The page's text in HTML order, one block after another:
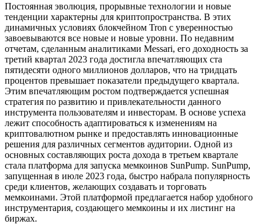
Постоянная эволюция, прорывные технологии и новые
тенденции характерны для криптопространства. В этих
динамичных условиях блокчейном Tron с уверенностью
завоевываются все новые и новые уровни. По недавним
отчетам, сделанным аналитиками Messari, его доходность за
третий квартал 2023 года достигла впечатляющих ста
пятидесяти одного миллионов долларов, что на тридцать
процентов превышает показатели предыдущего квартала.
Этим впечатляющим ростом подтверждается успешная
стратегия по развитию и привлекательности данного
инструмента пользователям и инвесторам. В основе успеха
лежит способность адаптироваться к изменениям на
криптовалютном рынке и предоставлять инновационные
решения для различных сегментов аудитории. Одной из
основных составляющих роста дохода в третьем квартале
стала платформа для запуска мемкоинов SunPump. SunPump,
запущенная в июле 2023 года, быстро набрала популярность
среди клиентов, желающих создавать и торговать
мемкоинами. Этой платформой предлагается набор удобного
инструментария, создающего мемкоины и их листинг на
биржах.